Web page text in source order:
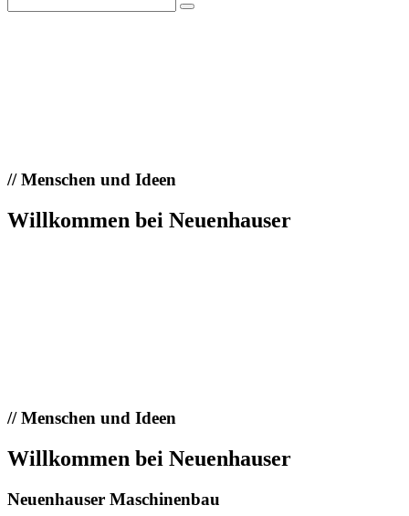
//Menschen und Ideen
Willkommen bei Neuenhauser
//Menschen und Ideen
Willkommen bei Neuenhauser
Neuenhauser Maschinenbau